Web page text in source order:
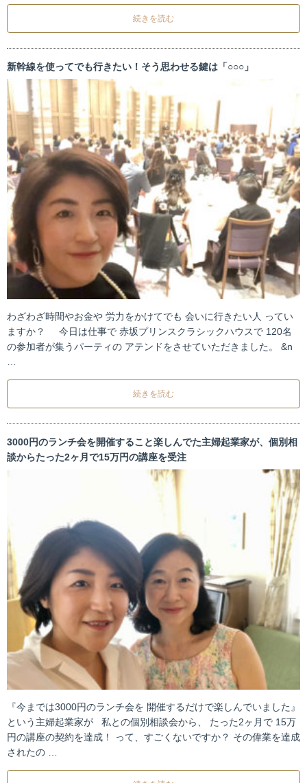
続きを読む
新幹線を使ってでも行きたい！そう思わせる鍵は「○○○」
わざわざ時間やお金や 労力をかけてでも 会いに行きたい人 ってい
ますか？ 今日は仕事で 赤坂プリンスクラシックハウスで 120名
の参加者が集うパーティの アテンドをさせていただきました。 &n
続きを読む
3000円のランチ会を開催すること楽しんでた主婦起業家が、個別相
談からたった2ヶ月で15万円の講座を受注
『今までは3000円のランチ会を 開催するだけで楽しんでいました』
という主婦起業家が 私との個別相談会から、 たった2ヶ月で 15万
円の講座の契約を達成！ って、すごくないですか？ その偉業を達成
されたの …